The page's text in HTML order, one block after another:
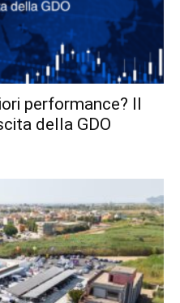
performance? Il
della GDO